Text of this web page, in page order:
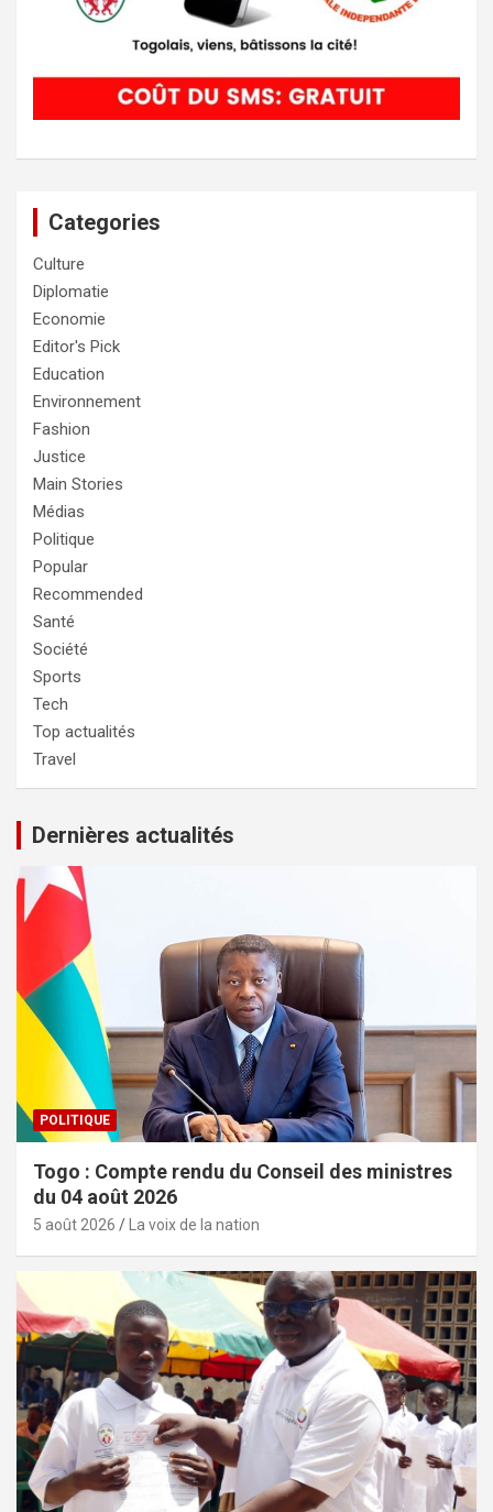
Categories
Culture
Diplomatie
Economie
Editor's Pick
Education
Environnement
Fashion
Justice
Main Stories
Médias
Politique
Popular
Recommended
Santé
Société
Sports
Tech
Top actualités
Travel
Dernières actualités
POLITIQUE
Togo : Compte rendu du Conseil des ministres
du 04 août 2026
5 août 2026 La voix de la nation